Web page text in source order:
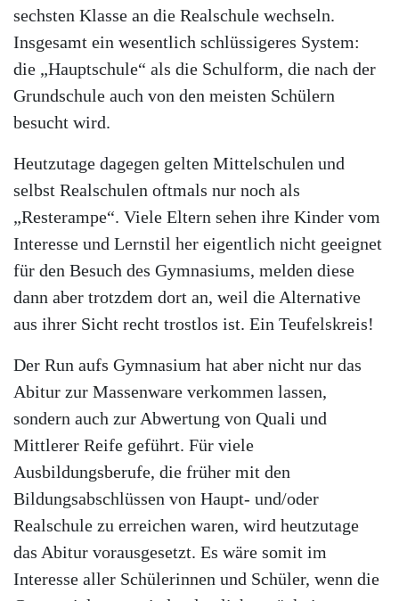
sechsten Klasse an die Realschule wechseln.
Insgesamt ein wesentlich schlüssigeres System:
die „Hauptschule“ als die Schulform, die nach der
Grundschule auch von den meisten Schülern
besucht wird.
Heutzutage dagegen gelten Mittelschulen und
selbst Realschulen oftmals nur noch als
„Resterampe“. Viele Eltern sehen ihre Kinder vom
Interesse und Lernstil her eigentlich nicht geeignet
für den Besuch des Gymnasiums, melden diese
dann aber trotzdem dort an, weil die Alternative
aus ihrer Sicht recht trostlos ist. Ein Teufelskreis!
Der Run aufs Gymnasium hat aber nicht nur das
Abitur zur Massenware verkommen lassen,
sondern auch zur Abwertung von Quali und
Mittlerer Reife geführt. Für viele
Ausbildungsberufe, die früher mit den
Bildungsabschlüssen von Haupt- und/oder
Realschule zu erreichen waren, wird heutzutage
das Abitur vorausgesetzt. Es wäre somit im
Interesse aller Schülerinnen und Schüler, wenn die